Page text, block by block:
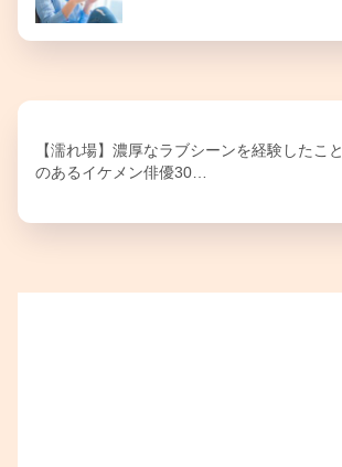
【濡れ場】濃厚なラブシーンを経験したこと
のあるイケメン俳優30…